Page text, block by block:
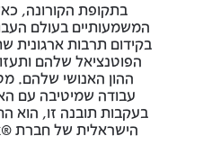
בתקופת הקורונה,
המשמעותיים בעולם
בקידום תרבות
הפוטנציאל שלהם
ההון האנושי שלהם.
עבודה שמיטיבה עם
בעקבות תובנה זו, הוא
הישראלית של חברת ®Great Place To Work.